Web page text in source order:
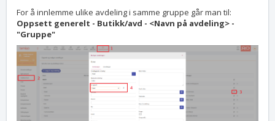
For å innlemme ulike avdeling i samme gruppe går man til:
Oppsett generelt - Butikk/avd - <Navn på avdeling> -
"Gruppe"